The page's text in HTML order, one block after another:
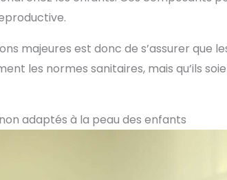
majeures est donc de s’assurer que
les normes sanitaires, mais qu’ils
adaptés à la peau des enfants